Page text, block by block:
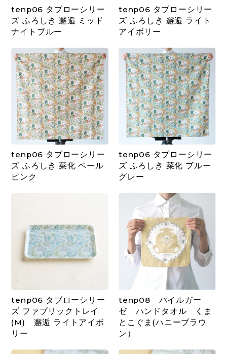
tenp06 タブローシリー
ズ ふろしき 邂逅 ミッド
ナイトブルー
tenp06 タブローシリー
ズ ふろしき 邂逅 ライト
アイボリー
tenp06 タブローシリー
ズ ふろしき 菜化 ペール
ピンク
tenp06 タブローシリー
ズ ふろしき 菜化 ブルー
グレー
tenp06 タブローシリー
ズ ファブリックトレイ
(M) 邂逅 ライトアイボ
リー
tenp08 パイルガー
ゼ ハンドタオル くま
とこぐま(ハニーブラウ
ン）